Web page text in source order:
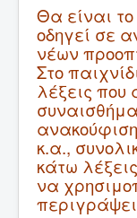
Θα είναι
οδηγεί σε
νέων
Στο
λέξεις που
κ.α.,
κάτω
να